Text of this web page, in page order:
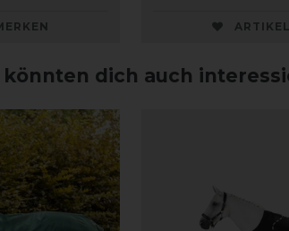
dich auch